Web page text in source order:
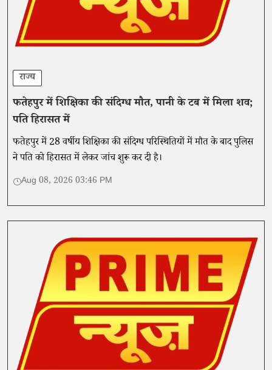
राज्य
फतेहपुर में शिक्षिका की संदिग्ध मौत, पानी के टब में मिला शव;
पति हिरासत में
फतेहपुर में 28 वर्षीय शिक्षिका की संदिग्ध परिस्थितियों में मौत के बाद पुलिस
ने पति को हिरासत में लेकर जांच शुरू कर दी है।
Aug 08, 2026 03:46 PM